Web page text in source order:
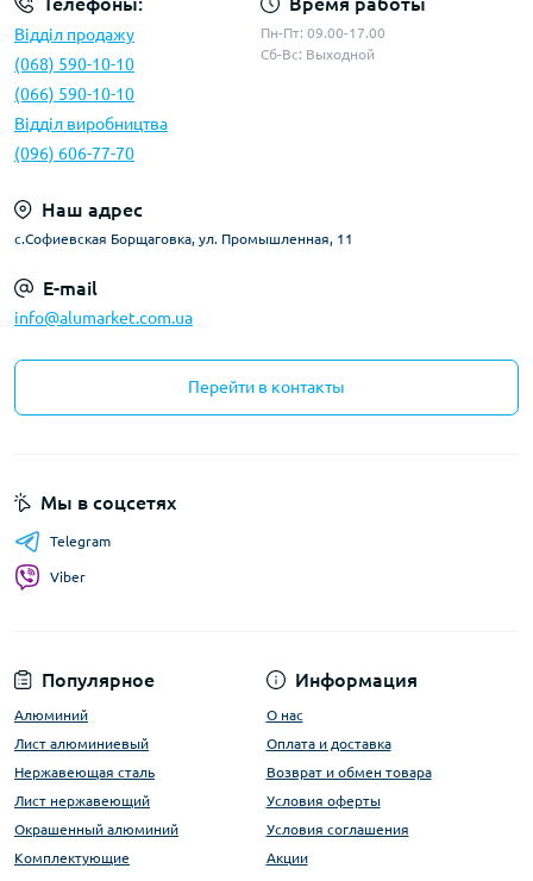
Відділ продажу
(068) 590-10-10
(066) 590-10-10
Відділ виробництва
(096) 606-77-70
Пн-Пт: 09.00-17.00
Сб-Вс: Выходной
Наш адрес
с.Софиевская Борщаговка, ул. Промышленная, 11
E-mail
info@alumarket.com.ua
Перейти в контакты
Популярное
Алюминий
Лист алюминиевый
Нержавеющая сталь
Лист нержавеющий
Окрашенный алюминий
Комплектующие
Информация
О нас
Оплата и доставка
Возврат и обмен товара
Условия оферты
Условия соглашения
Акции
Мы в соцсетях
Telegram
Viber